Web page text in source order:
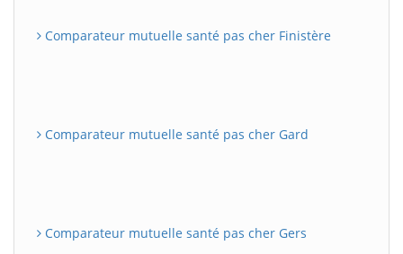
Comparateur mutuelle santé pas cher Finistère
Comparateur mutuelle santé pas cher Gard
Comparateur mutuelle santé pas cher Gers